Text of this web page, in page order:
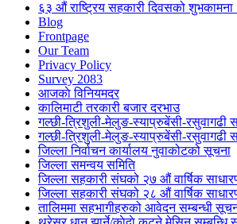
६३ औं राष्ट्रिय सहकारी दिवसको
Blog
Frontpage
Our Team
Privacy Policy
Survey 2083
आजकाे विनियमदर
कालिमाटी तरकारी बजार दरभाउ
गल्छी-त्रिशुली-मेलुङ-स्याप्रुबेंसी-रसुवागढी
गल्छी-त्रिशुली-मेलुङ-स्याप्रुबेंसी-रसुवागढी
जिल्ला निर्वाचन कार्यालय नुवाकोटको सूचना
जिल्ला समन्वय समिति
जिल्ला सहकारी संघको २७ औं वार्षिक
जिल्ला सहकारी संघको २८ औं वार्षिक
तालिममा सहभागीहरुको आवेदन सम्बन्धी